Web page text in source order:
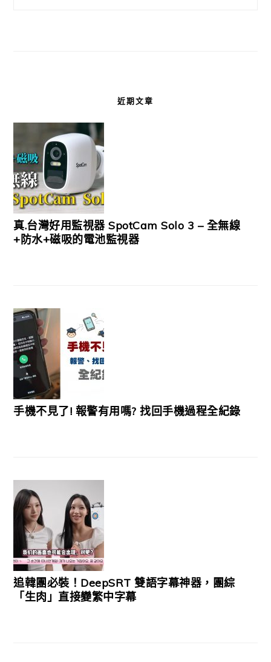
近期文章
真.台灣好用監視器 SpotCam Solo 3 – 全無線
+防水+磁吸的電池監視器
手機不見了! 報警有用嗎? 找回手機過程全紀錄
追韓團必裝！DeepSRT 雙語字幕神器，團綜
「生肉」直接變繁中字幕